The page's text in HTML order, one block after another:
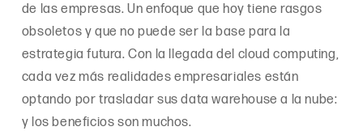
de las empresas. Un enfoque que hoy tiene rasgos
obsoletos y que no puede ser la base para la
estrategia futura. Con la llegada del cloud computing,
cada vez más realidades empresariales están
optando por trasladar sus data warehouse a la nube:
y los beneficios son muchos.